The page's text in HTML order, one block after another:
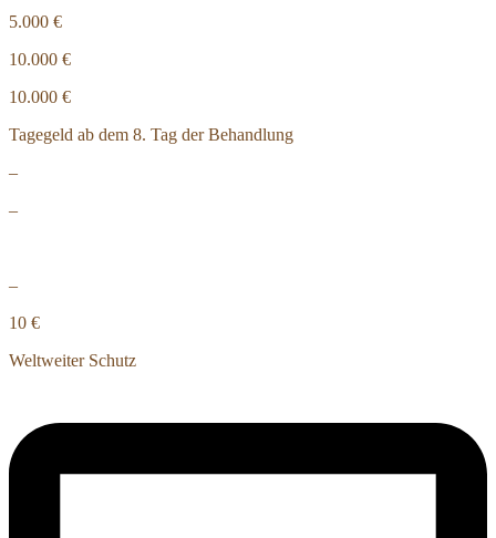
5.000 €
10.000 €
10.000 €
Tagegeld ab dem 8. Tag der Behandlung
–
–
–
10 €
Weltweiter Schutz